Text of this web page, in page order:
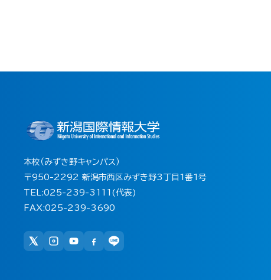
本校（みずき野キャンパス）
〒950-2292 新潟市西区みずき野3丁目1番1号
TEL:025-239-3111(代表)
FAX:025-239-3690